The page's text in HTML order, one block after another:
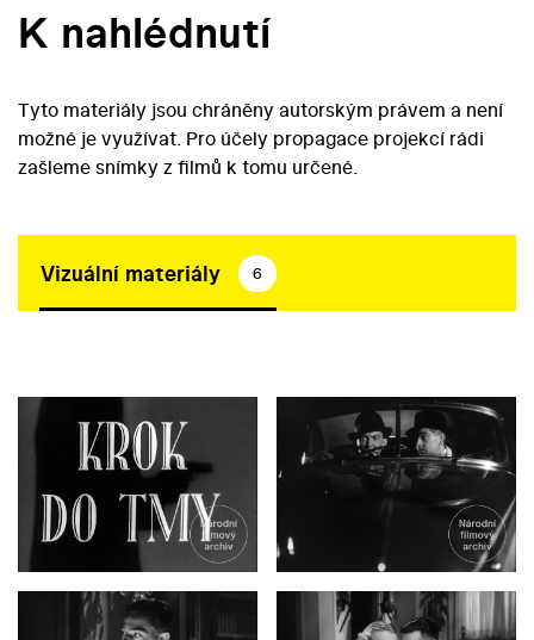
K nahlédnutí
Tyto materiály jsou chráněny autorským právem a není
možné je využívat. Pro účely propagace projekcí rádi
zašleme snímky z filmů k tomu určené.
Vizuální materiály 6